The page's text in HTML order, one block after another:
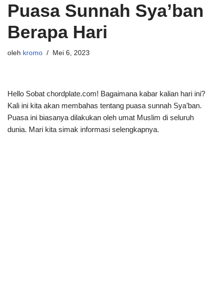
Puasa Sunnah Sya’ban
Berapa Hari
oleh kromo Mei 6, 2023
Hello Sobat chordplate.com! Bagaimana kabar kalian hari ini?
Kali ini kita akan membahas tentang puasa sunnah Sya’ban.
Puasa ini biasanya dilakukan oleh umat Muslim di seluruh
dunia. Mari kita simak informasi selengkapnya.